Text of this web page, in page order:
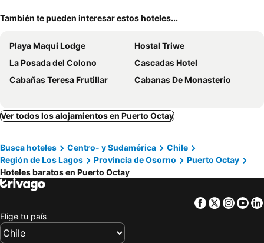
También te pueden interesar estos hoteles...
Playa Maqui Lodge
Hostal Triwe
La Posada del Colono
Cascadas Hotel
Cabañas Teresa Frutillar
Cabanas De Monasterio
Ver todos los alojamientos en Puerto Octay
Busca hoteles Centro- y Sudamérica
Chile
Región de Los Lagos
Provincia de Osorno
Puerto Octay
Hoteles baratos en Puerto Octay
Facebook
Twitter
Elige tu país